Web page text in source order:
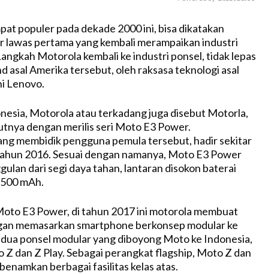
M
u
populer pada dekade 2000 ini, bisa dikatakan
lawas pertama yang kembali merampaikan industri
Motorola kembali ke industri ponsel, tidak lepas
asal Amerika tersebut, oleh raksasa teknologi asal
Lenovo.
Motorola atau terkadang juga disebut Motorla,
dengan merilis seri Moto E3 Power.
membidik pengguna pemula tersebut, hadir sekitar
2016. Sesuai dengan namanya, Moto E3 Power
dari segi daya tahan, lantaran disokon baterai
mAh.
E3 Power, di tahun 2017 ini motorola membuat
memasarkan smartphone berkonsep modular ke
ponsel modular yang diboyong Moto ke Indonesia,
Z dan Z Play. Sebagai perangkat flagship, Moto Z dan
berbagai fasilitas kelas atas.